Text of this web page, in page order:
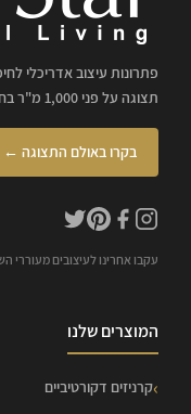
פתרונות עיצוב אדריכלי
תצוגה על פני 1,000 מ"ר בחולון, עם ליווי מקצועי של מעצבי פנים.
בקרו באולם התצוגה ←
עקבו אחרינו לעיצובים מעוררי
המוצרים שלנו
קרניזים דקורטיביים